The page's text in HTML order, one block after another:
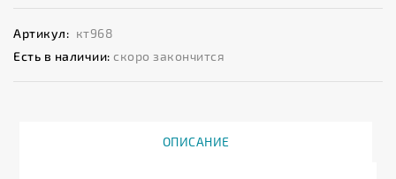
Артикул: кт968
Есть в наличии: скоро закончится
ОПИСАНИЕ